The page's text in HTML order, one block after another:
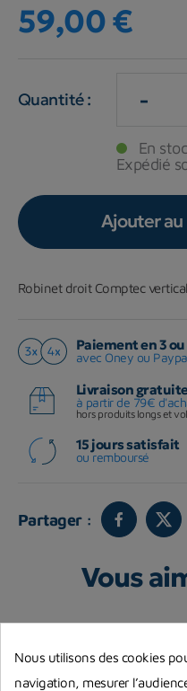
59,00 €
Quantité : -
En
Expédié
Ajouter
Robinet droit Comptec
Paiement en 3
avec Oney ou
Livraison
à partir de 79€
hors produits longs et
15 jours satisfait
ou remboursé
Partager :
Vous
Nous utilisons des cookies
navigation, mesurer